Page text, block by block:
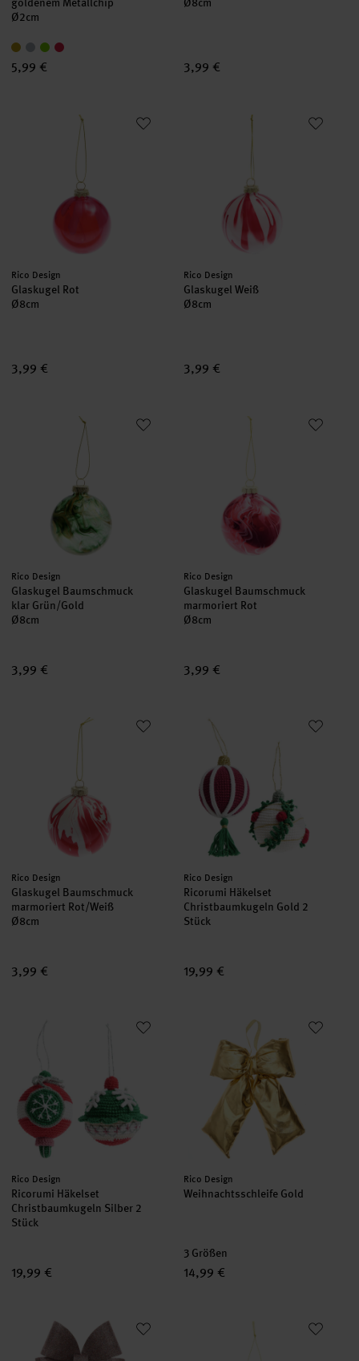
Ø2cm
5,99 € 3,99 €
Glaskugel Rot
Hersteller:
Rico Design
Glaskugel Rot
Ø8cm
3,99 €
Glaskugel Weiß
Hersteller:
Rico Design
Glaskugel Weiß
Ø8cm
3,99 €
Glaskugel Baumschmuck klar Grün/Gold
Hersteller:
Rico Design
Glaskugel Baumschmuck
klar Grün/Gold
Ø8cm
3,99 €
Glaskugel Baumschmuck
Hersteller:
Rico Design
Glaskugel Baumschmuck
marmoriert Rot
Ø8cm
3,99 €
Glaskugel Baumschmuck marmoriert Rot/Weiß
Hersteller:
Rico Design
Glaskugel Baumschmuck
marmoriert Rot/Weiß
Ø8cm
3,99 €
Ricorumi Häkelset
Hersteller:
Rico Design
Ricorumi Häkelset
Christbaumkugeln Gold 2
Stück
19,99 €
Ricorumi Häkelset Christbaumkugeln Silber 2 Stück
Hersteller:
Rico Design
Ricorumi Häkelset
Christbaumkugeln Silber 2
Stück
19,99 €
Weihnachtsschleife Gold
Hersteller:
Rico Design
Weihnachtsschleife Gold
3 Größen
14,99 €
Paper Poetry Bastelset XL-Schleife GlitterGlashänger Schleife klein